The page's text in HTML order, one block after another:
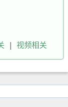
| 视频相关